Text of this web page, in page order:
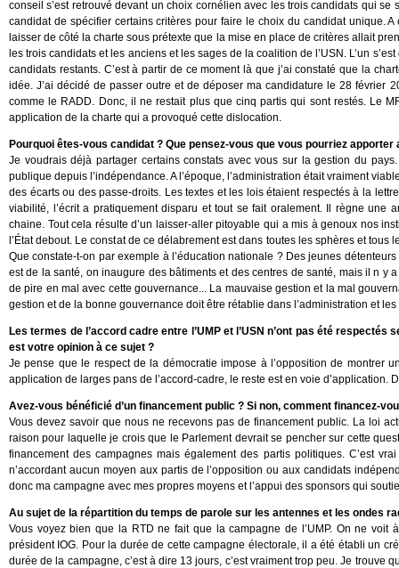
conseil s’est retrouvé devant un choix cornélien avec les trois candidats qui
candidat de spécifier certains critères pour faire le choix du candidat unique.
laisser de côté la charte sous prétexte que la mise en place de critères allait
les trois candidats et les anciens et les sages de la coalition de l’USN. L’un
candidats restants. C’est à partir de ce moment là que j’ai constaté que la
idée. J’ai décidé de passer outre et de déposer ma candidature le 28 février
comme le RADD. Donc, il ne restait plus que cinq partis qui sont restés. Le
application de la charte qui a provoqué cette dislocation.
Pourquoi êtes-vous candidat ? Que pensez-vous que vous pourriez
Je voudrais déjà partager certains constats avec vous sur la gestion du
publique depuis l’indépendance. A l’époque, l’administration était vraiment
des écarts ou des passe-droits. Les textes et les lois étaient respectés à la
viabilité, l’écrit a pratiquement disparu et tout se fait oralement. Il règne
chaine. Tout cela résulte d’un laisser-aller pitoyable qui a mis à genoux nos
l’État debout. Le constat de ce délabrement est dans toutes les sphères et
Que constate-t-on par exemple à l’éducation nationale ? Des jeunes
est de la santé, on inaugure des bâtiments et des centres de santé, mais il n y
de pire en mal avec cette gouvernance... La mauvaise gestion et la mal
gestion et de la bonne gouvernance doit être rétablie dans l’administration et
Les termes de l’accord cadre entre l’UMP et l’USN n’ont pas été
est votre opinion à ce sujet ?
Je pense que le respect de la démocratie impose à l’opposition de montrer
application de larges pans de l’accord-cadre, le reste est en voie d’application.
Avez-vous bénéficié d’un financement public ? Si non, comment financez-
Vous devez savoir que nous ne recevons pas de financement public. La loi
raison pour laquelle je crois que le Parlement devrait se pencher sur cette
financement des campagnes mais également des partis politiques. C’est
n’accordant aucun moyen aux partis de l’opposition ou aux candidats
donc ma campagne avec mes propres moyens et l’appui des sponsors qui
Au sujet de la répartition du temps de parole sur les antennes et les ondes
Vous voyez bien que la RTD ne fait que la campagne de l’UMP. On ne
président IOG. Pour la durée de cette campagne électorale, il a été établi un
durée de la campagne, c’est à dire 13 jours, c’est vraiment trop peu. Je trouve